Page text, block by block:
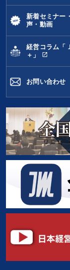
新着セミナー
声・動画
経営コラム「
＋」
open_in_new
お問い合わせ